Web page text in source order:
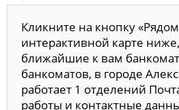
Кликните на кнопку
интерактивной карте
ближайшие к вам
банкоматов, в городе
работает 1 отделений
работы и контактные